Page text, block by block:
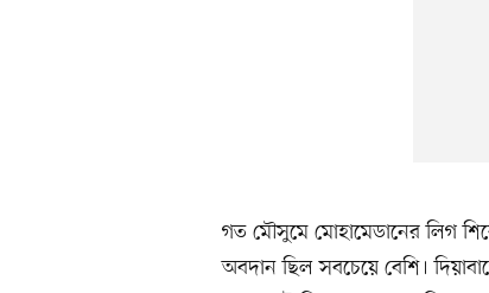
গত মৌসুমে মোহামেডানের লিগ
অবদান ছিল সবচেয়ে বেশি।